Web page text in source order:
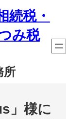
続税・
み税
所
」様に